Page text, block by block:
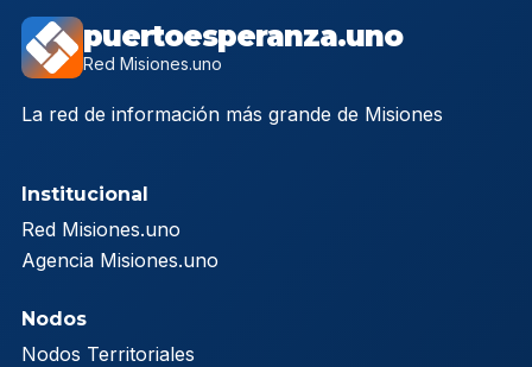
puertoesperanza.uno
Red Misiones.uno
La red de información más grande de Misiones
Institucional
Red Misiones.uno
Agencia Misiones.uno
Nodos
Nodos Territoriales